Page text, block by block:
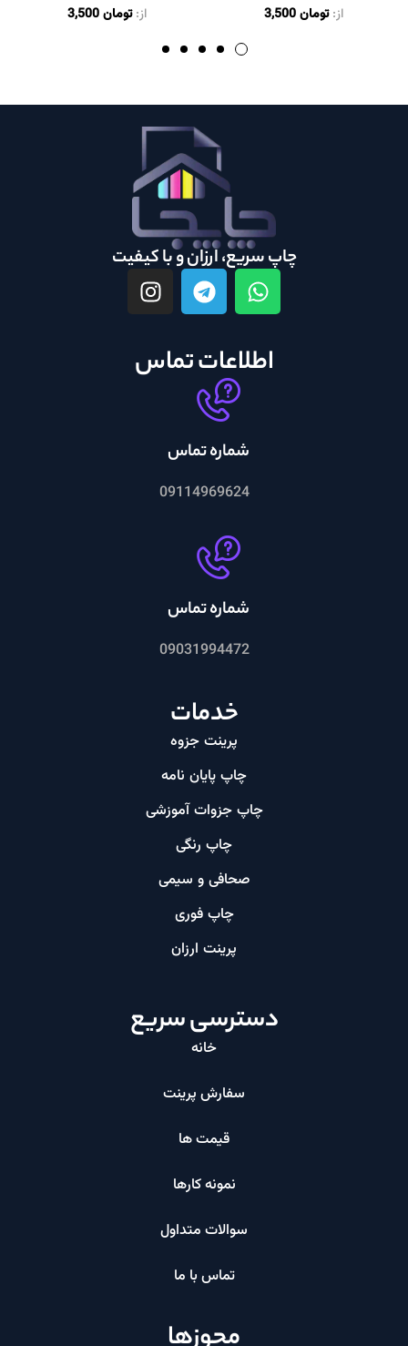
از:تومان3,500 از:تومان3,500
چاپ سریع، ارزان و با کیفیت
اطلاعات تماس
شماره تماس
09114969624
شماره تماس
09031994472
خدمات
پرینت جزوه
چاپ پایان نامه
چاپ جزوات آموزشی
چاپ رنگی
صحافی و سیمی
چاپ فوری
پرینت ارزان​
دسترسی سریع
خانه
سفارش پرینت
قیمت ها
نمونه کارها
سوالات متداول
تماس با ما